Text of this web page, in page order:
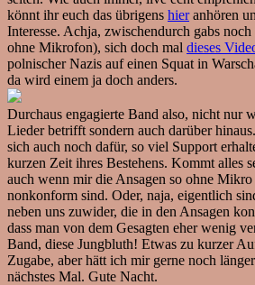
könnt ihr euch das übrigens hieranhören
Interesse. Achja, zwischendurch gabs
ohne Mikrofon), sich doch mal dieses
polnischer Nazis auf einen Squat in
da wird einem ja doch anders.
Durchaus engagierte Band also, nicht nur
Lieder betrifft sondern auch darüber
sich auch noch dafür, so viel Support
kurzen Zeit ihres Bestehens. Kommt alles
auch wenn mir die Ansagen so ohne
nonkonform sind. Oder, naja, eigentlich
neben uns zuwider, die in den Ansagen
dass man von dem Gesagten eher wenig
Band, diese Jungbluth! Etwas zu kurzer
Zugabe, aber hätt ich mir gerne noch
nächstes Mal. Gute Nacht.